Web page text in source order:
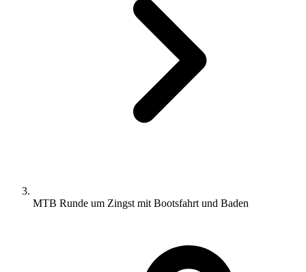
MTB Runde um Zingst mit Bootsfahrt und Baden